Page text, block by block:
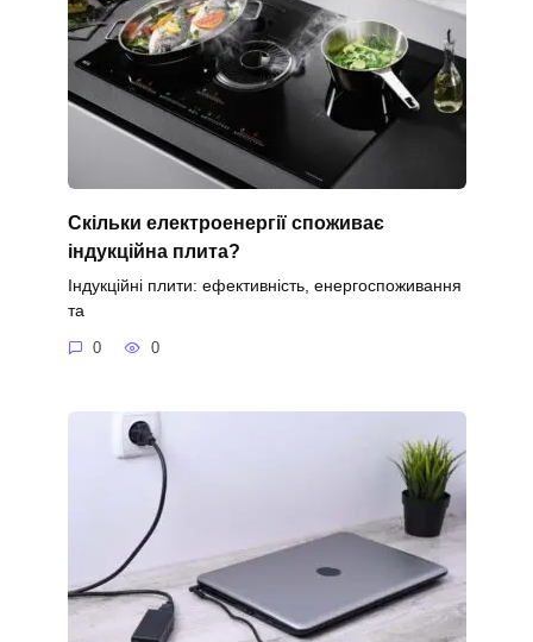
Скільки електроенергії споживає
індукційна плита?
Індукційні плити: ефективність, енергоспоживання
та
0 0